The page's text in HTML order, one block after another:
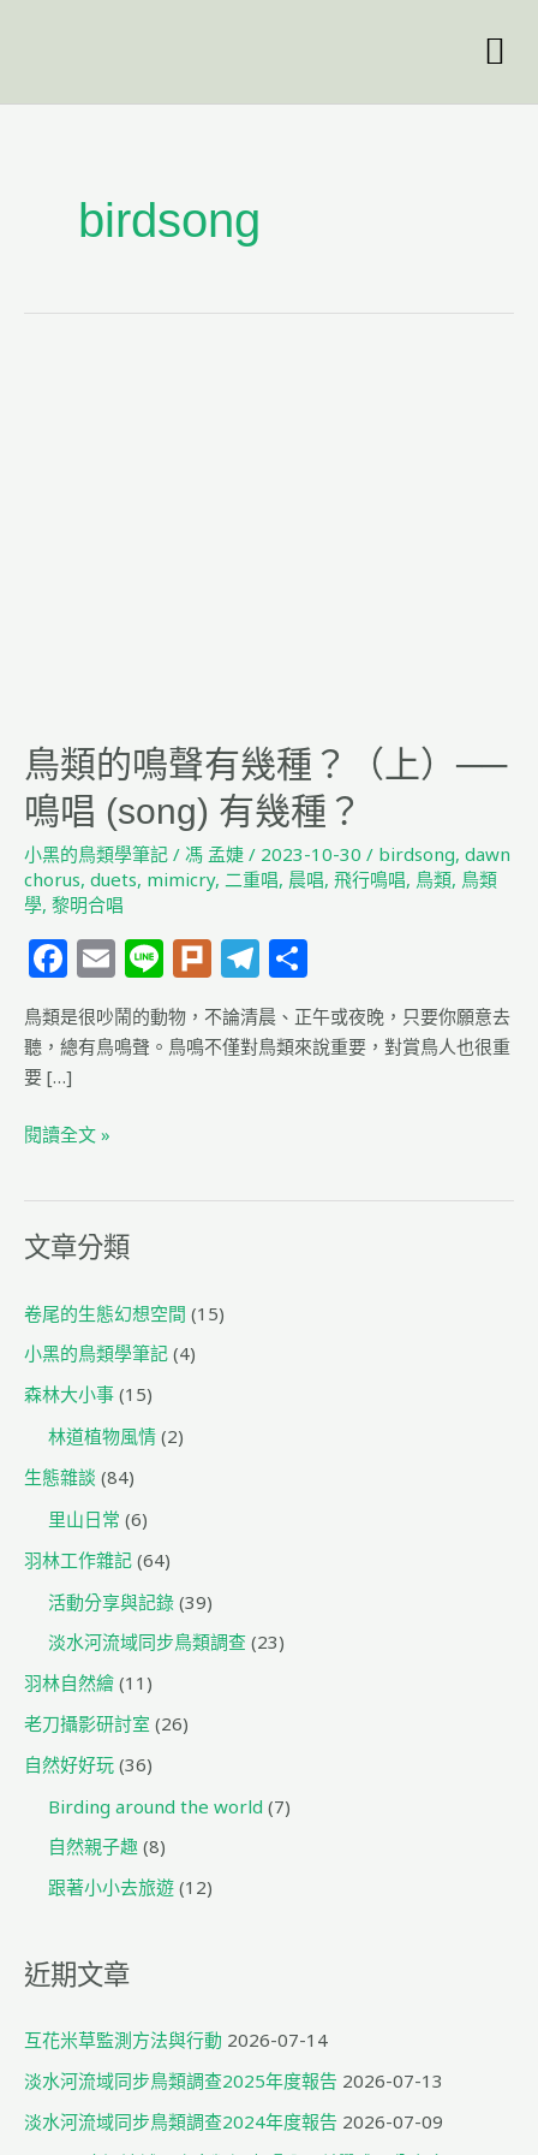
要
birdsong
鳥類的鳴聲有幾種？（上）──
鳴唱 (song) 有幾種？
小黑的鳥類學筆記 / 馮 孟婕 / 2023-10-30 / birdsong, dawn
chorus, duets, mimicry, 二重唱, 晨唱, 飛行鳴唱, 鳥類, 鳥類
學, 黎明合唱
F
a
c
e
b
o
o
k
E
m
ai
l
Li
n
e
Pl
u
rk
T
el
e
g
享
鳥類是很吵鬧的動物，不論清晨、正午或夜晚，只要你願意去
聽，總有鳥鳴聲。鳥鳴不僅對鳥類來說重要，對賞鳥人也很重
要 […]
有
幾
種？
閱讀全文 »
文章分類
卷尾的生態幻想空間 (15)
小黑的鳥類學筆記 (4)
森林大小事 (15)
林道植物風情 (2)
生態雜談 (84)
里山日常 (6)
羽林工作雜記 (64)
活動分享與記錄 (39)
淡水河流域同步鳥類調查 (23)
羽林自然繪 (11)
老刀攝影研討室 (26)
自然好好玩 (36)
Birding around the world (7)
自然親子趣 (8)
跟著小小去旅遊 (12)
近期文章
互花米草監測方法與行動 2026-07-14
淡水河流域同步鳥類調查2025年度報告 2026-07-13
淡水河流域同步鳥類調查2024年度報告 2026-07-09